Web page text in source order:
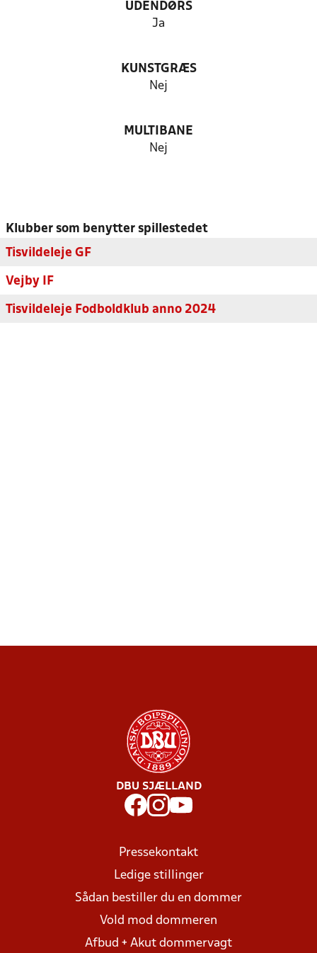
UDENDØRS
Ja
KUNSTGRÆS
Nej
MULTIBANE
Nej
Klubber som benytter spillestedet
Tisvildeleje GF
Vejby IF
Tisvildeleje Fodboldklub anno 2024
DBU SJÆLLAND
Pressekontakt
Ledige stillinger
Sådan bestiller du en dommer
Vold mod dommeren
Afbud + Akut dommervagt